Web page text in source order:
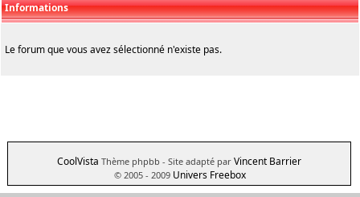
Informations
Le forum que vous avez sélectionné n'existe pas.
CoolVista Thème phpbb - Site adapté par Vincent Barrier
© 2005 - 2009 Univers Freebox